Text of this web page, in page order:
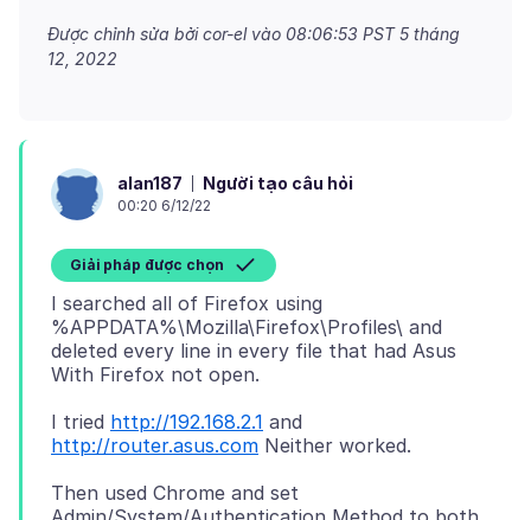
Được chỉnh sửa bởi cor-el vào 08:06:53 PST 5 tháng
12, 2022
alan187 Người tạo câu hỏi
00:20 6/12/22
Giải pháp được chọn
I searched all of Firefox using
%APPDATA%\Mozilla\Firefox\Profiles\ and
deleted every line in every file that had Asus
I tried http://192.168.2.1 and
http://router.asus.com
Then used Chrome and set